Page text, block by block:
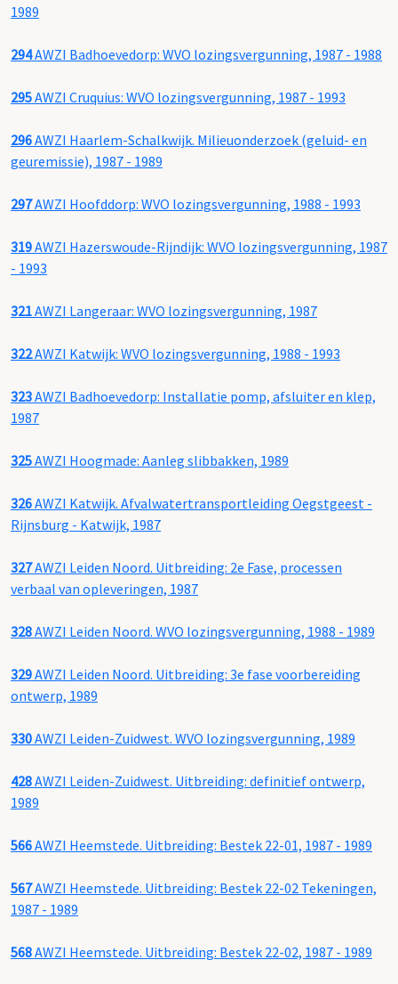
1989
294AWZI Badhoevedorp: WVO lozingsvergunning, 1987 - 1988
295AWZI Cruquius: WVO lozingsvergunning, 1987 - 1993
296AWZI Haarlem-Schalkwijk. Milieuonderzoek (geluid- en
geuremissie), 1987 - 1989
297AWZI Hoofddorp: WVO lozingsvergunning, 1988 - 1993
319AWZI Hazerswoude-Rijndijk: WVO lozingsvergunning, 1987
- 1993
321AWZI Langeraar: WVO lozingsvergunning, 1987
322AWZI Katwijk: WVO lozingsvergunning, 1988 - 1993
323AWZI Badhoevedorp: Installatie pomp, afsluiter en klep,
1987
325AWZI Hoogmade: Aanleg slibbakken, 1989
326AWZI Katwijk. Afvalwatertransportleiding Oegstgeest -
Rijnsburg - Katwijk, 1987
327AWZI Leiden Noord. Uitbreiding: 2e Fase, processen
verbaal van opleveringen, 1987
328AWZI Leiden Noord. WVO lozingsvergunning, 1988 - 1989
329AWZI Leiden Noord. Uitbreiding: 3e fase voorbereiding
ontwerp, 1989
330AWZI Leiden-Zuidwest. WVO lozingsvergunning, 1989
428AWZI Leiden-Zuidwest. Uitbreiding: definitief ontwerp,
1989
566AWZI Heemstede. Uitbreiding: Bestek 22-01, 1987 - 1989
567AWZI Heemstede. Uitbreiding: Bestek 22-02 Tekeningen,
1987 - 1989
568AWZI Heemstede. Uitbreiding: Bestek 22-02, 1987 - 1989